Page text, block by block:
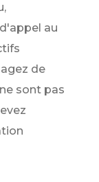
au
de
sont pas